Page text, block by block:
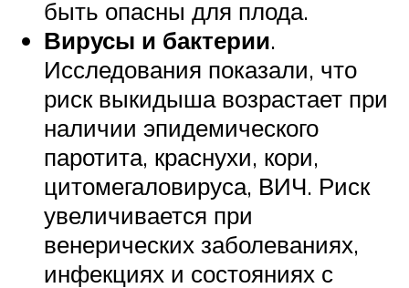
быть опасны для плода.
Вирусы и бактерии.
Исследования показали, что
риск выкидыша возрастает при
наличии эпидемического
паротита, краснухи, кори,
цитомегаловируса, ВИЧ. Риск
увеличивается при
венерических заболеваниях,
инфекциях и состояниях с